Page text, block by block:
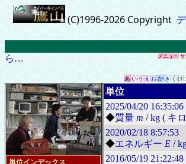
(C)1996-2026 Copyright
ら…
メニュー
あ い う え お か き く け
単位インデックス
単位
2025/04/20 16:35:06
◆質量 m /kg ( キ
2020/02/18 8:57:53
◆エネルギー E /
2016/05/19 21:22:48